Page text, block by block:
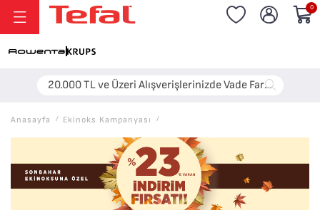
20.000 TL ve Üzeri Alışverişlerinizde Vade Farksız 6 Taksit!
0
Anasayfa / Ekinoks Kampanyası /